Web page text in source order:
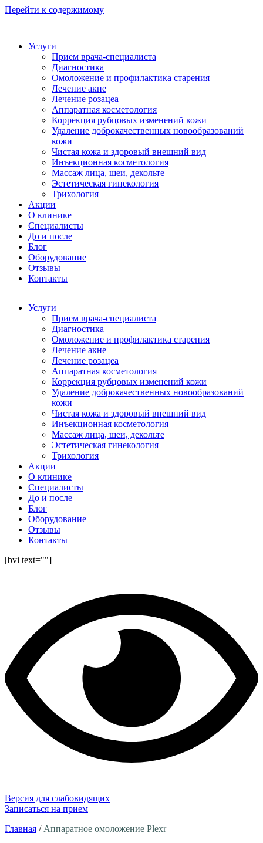
Перейти к содержимому
Услуги
Прием врача-специалиста
Диагностика
Омоложение и профилактика старения
Лечение акне
Лечение розацеа
Аппаратная косметология
Коррекция рубцовых изменений кожи
Удаление доброкачественных новообразований
кожи
Чистая кожа и здоровый внешний вид
Инъекционная косметология
Массаж лица, шеи, декольте
Эстетическая гинекология
Трихология
Акции
О клинике
Специалисты
До и после
Блог
Оборудование
Отзывы
Контакты
Услуги
Прием врача-специалиста
Диагностика
Омоложение и профилактика старения
Лечение акне
Лечение розацеа
Аппаратная косметология
Коррекция рубцовых изменений кожи
Удаление доброкачественных новообразований
кожи
Чистая кожа и здоровый внешний вид
Инъекционная косметология
Массаж лица, шеи, декольте
Эстетическая гинекология
Трихология
Акции
О клинике
Специалисты
До и после
Блог
Оборудование
Отзывы
Контакты
[bvi text=""]
Версия для слабовидящих
Записаться на прием
Главная / Аппаратное омоложение Plexr